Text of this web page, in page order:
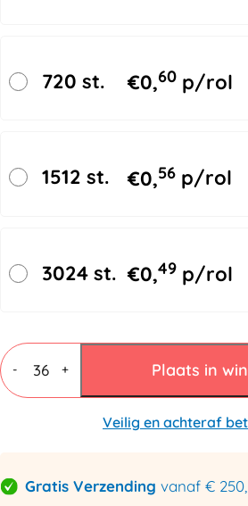
720 st. €0,60 p/rol
1512 st. €0,56 p/rol
3024 st. €0,49 p/rol
-
PP
Acryl
tape
48mmx66mtr
+ Plaats in
Veilig en achteraf
Gratis Verzending vanaf €